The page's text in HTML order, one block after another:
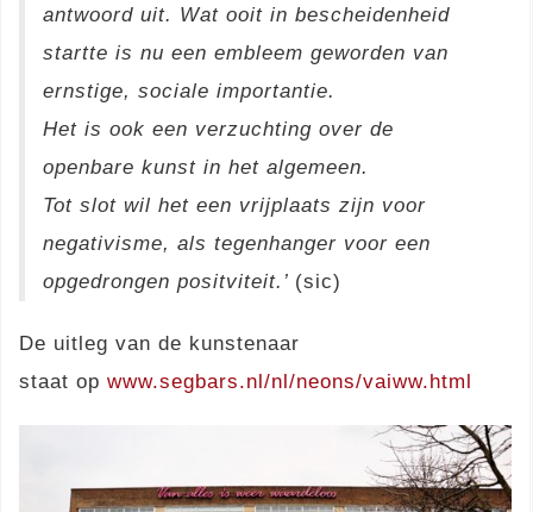
antwoord uit. Wat ooit in bescheidenheid
startte is nu een embleem geworden van
ernstige, sociale importantie.
Het is ook een verzuchting over de
openbare kunst in het algemeen.
Tot slot wil het een vrijplaats zijn voor
negativisme, als tegenhanger voor een
opgedrongen positviteit.’ (sic)
De uitleg van de kunstenaar
staat op www.segbars.nl/nl/neons/vaiww.html